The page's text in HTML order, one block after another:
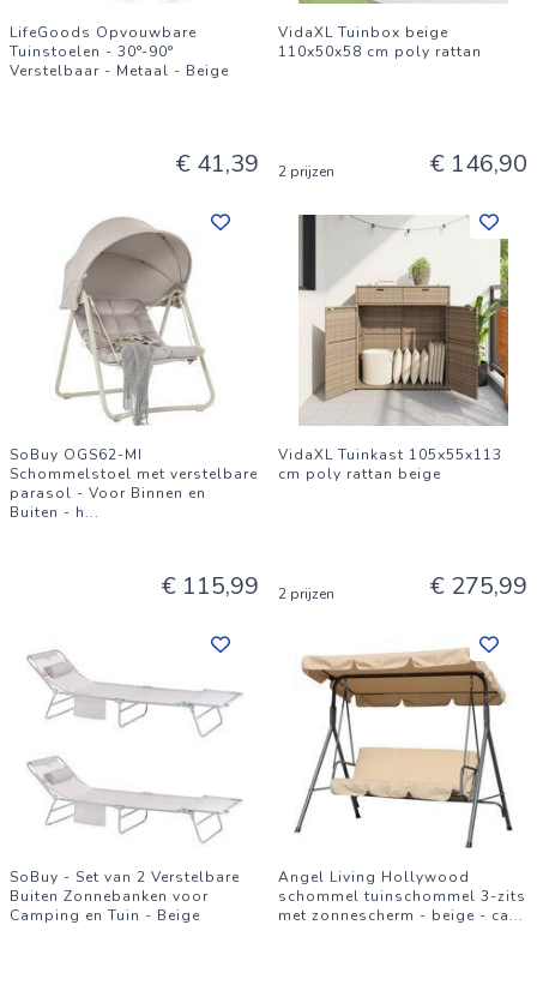
LifeGoods Opvouwbare
Tuinstoelen - 30°-90°
Verstelbaar - Metaal - Beige
€ 41,39
VidaXL Tuinbox beige
110x50x58 cm poly rattan
2 prijzen € 146,90
SoBuy OGS62-MI
Schommelstoel met verstelbare
parasol - Voor Binnen en
Buiten - h...
€ 115,99
VidaXL Tuinkast 105x55x113
cm poly rattan beige
2 prijzen € 275,99
SoBuy - Set van 2 Verstelbare
Buiten Zonnebanken voor
Camping en Tuin - Beige
Angel Living Hollywood
schommel tuinschommel 3-zits
met zonnescherm - beige - ca...